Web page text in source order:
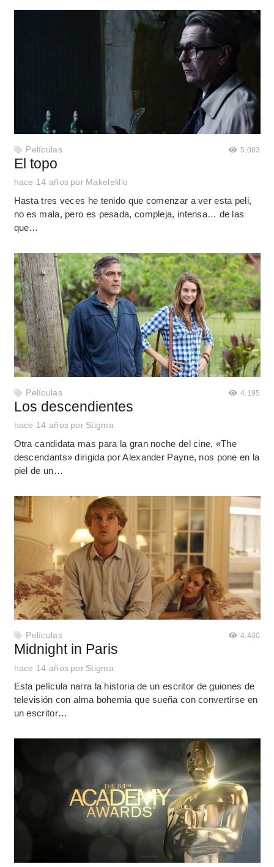
Películas 5.083
El topo
hace 14 años por Makelelillo
Hasta tres veces he tenido que comenzar a ver esta peli,
no es mala, pero es pesada, compleja, intensa… de las
que…
Películas 4.195
Los descendientes
hace 14 años por Stigma
Otra candidata mas para la gran noche del cine, «The
descendants» dirigida por Alexander Payne, nos pone en la
piel de un…
Películas 4.400
Midnight in Paris
hace 14 años por Stigma
Esta película narra la historia de un escritor de guiones de
televisión con alma bohemia que sueña con convertirse en
un escritor…